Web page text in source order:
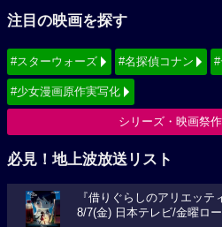
注目の映画を探す
#スターウォーズ #名探偵コナン
#少女漫画原作実写化
シリーズ・映画祭
必見！地上波放送リスト
『借りぐらしのアリエッテ
8/7(金) 日本テレビ/金曜ロ